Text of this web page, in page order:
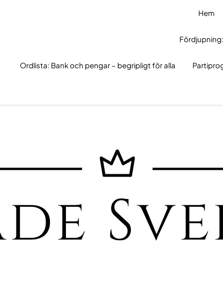
Hem
Ordlista: Bank och pengar – begripligt för alla